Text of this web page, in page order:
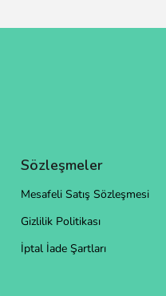
Sözleşmeler
Mesafeli Satış Sözleşmesi
Gizlilik Politikası
İptal İade Şartları